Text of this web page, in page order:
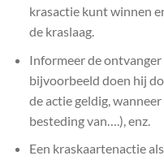
krasactie kunt winnen
de kraslaag.
Informeer de
bijvoorbeeld doen hij
de actie geldig,
besteding van….), enz.
Een kraskaartenactie